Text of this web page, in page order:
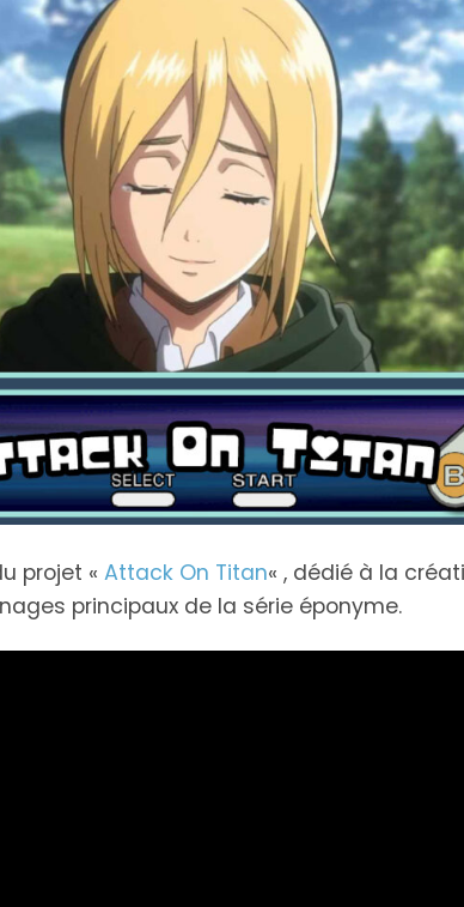
projet « Attack On Titan« , dédié à la
principaux de la série éponyme.